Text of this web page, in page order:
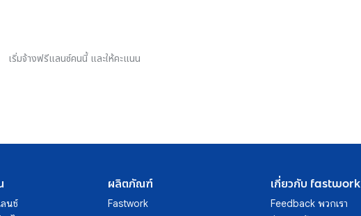
เริ่มจ้างฟรีแลนซ์คนนี้ และให้คะแนน
นซ์
ผลิตภัณฑ์
Fastwork
เกี่ยวกับ fastwork
Feedback พวกเรา